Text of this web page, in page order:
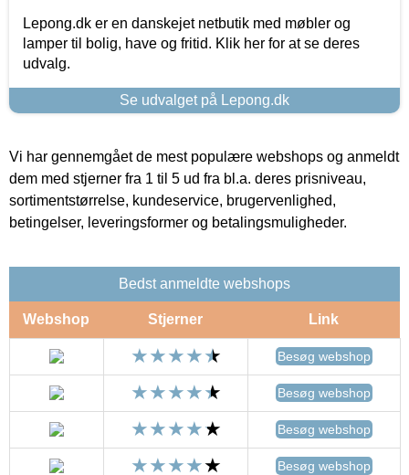
Lepong.dk er en danskejet netbutik med møbler og
lamper til bolig, have og fritid. Klik her for at se deres
udvalg.
Se udvalget på Lepong.dk
Vi har gennemgået de mest populære webshops og anmeldt
dem med stjerner fra 1 til 5 ud fra bl.a. deres prisniveau,
sortimentstørrelse, kundeservice, brugervenlighed,
betingelser, leveringsformer og betalingsmuligheder.
Bedst anmeldte webshops
Webshop Stjerner Link
Besøg webshop
Besøg webshop
Besøg webshop
Besøg webshop